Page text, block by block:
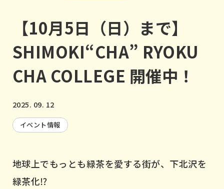
【10月5日（日）まで】
SHIMOKI“CHA” RYOKU
CHA COLLEGE 開催中！
2025. 09. 12
イベント情報
地球上でもっとも緑茶を愛する街が、下北沢を
緑茶化⁉︎